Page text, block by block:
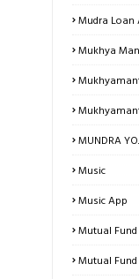
Mudra Loan
Mukhya
MUNDRA
Music
Music App
Mutual Fund
Mutual